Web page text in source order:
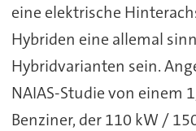
eine elektrische
Hybriden eine allemal
Hybridvarianten sein.
NAIAS-Studie von einem
Benziner, der 110 kW /